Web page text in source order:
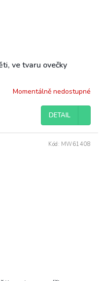
ve tvaru ovečky
Momentálně nedostupné
DETAIL
Kód: MW61408